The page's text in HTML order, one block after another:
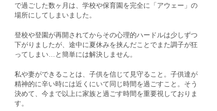
で過ごした数ヶ月は、学校や保育園を完全に「アウェー」の
場所にしてしまいました。
登校や登園が再開されてからその心理的ハードルは少しずつ
下がりましたが、途中に夏休みを挟んだことでまた調子が狂
ってしまい…と簡単には解決しません。
私や妻ができることは、子供を信じて見守ること。子供達が
精神的に辛い時には近くにいて同じ時間を過ごすこと。そう
決めて、今まで以上に家族と過ごす時間を重要視しておりま
す。